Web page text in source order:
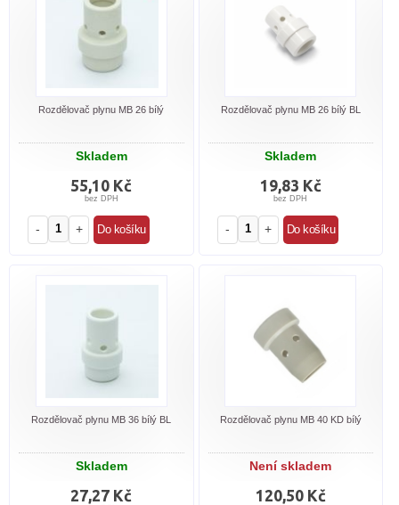
Rozdělovač plynu MB 26 bílý
Skladem
55,10 Kč
bez DPH
- +
Rozdělovač plynu MB 26 bílý BL
Skladem
19,83 Kč
bez DPH
- +
Rozdělovač plynu MB 36 bílý BL
Skladem
27,27 Kč
Rozdělovač plynu MB 40 KD bílý
Není skladem
120,50 Kč